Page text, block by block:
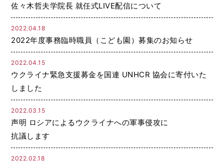
佐々木哲夫学院長 就任式LIVE配信について
2022.04.18
2022年度事務臨時職員（こども園）募集のお知らせ
2022.04.15
ウクライナ緊急支援募金を国連 UNHCR 協会に寄付いた
しました
2022.03.15
声明 ロシアによるウクライナへの軍事侵攻に
抗議します
2022.02.18